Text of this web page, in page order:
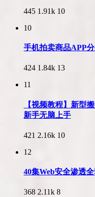
445 1.91k 10
10
手机拍卖商品APP
424 1.84k 13
11
【视频教程】新型
新手无脑上手
421 2.16k 10
12
40集Web安全渗透
368 2.11k 8